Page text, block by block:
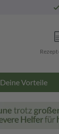
Rezept
Deine Vorteile